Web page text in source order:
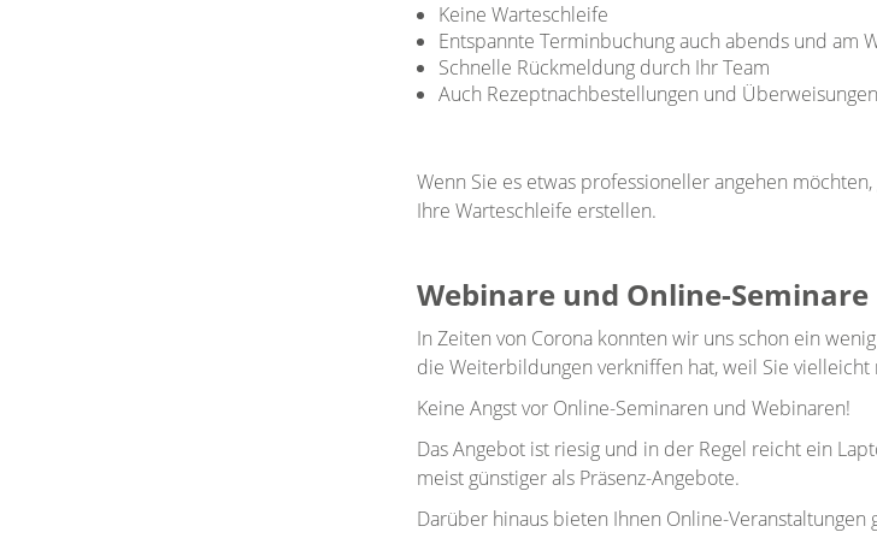
Keine Warteschleife
Entspannte Terminbuchung auch abends und am
Schnelle Rückmeldung durch Ihr Team
Auch Rezeptnachbestellungen und
Wenn Sie es etwas professioneller angehen
Ihre Warteschleife erstellen.
Webinare und Online-Seminare
In Zeiten von Corona konnten wir uns schon ein
die Weiterbildungen verkniffen hat, weil Sie vielleicht
Keine Angst vor Online-Seminaren und Webinaren!
Das Angebot ist riesig und in der Regel reicht ein
meist günstiger als Präsenz-Angebote.
Darüber hinaus bieten Ihnen Online-Veranstaltungen